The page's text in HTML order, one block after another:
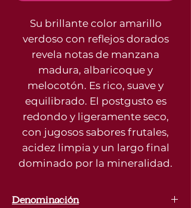
Su brillante color amarillo
verdoso con reflejos dorados
revela notas de manzana
madura, albaricoque y
melocotón. Es rico, suave y
equilibrado. El postgusto es
redondo y ligeramente seco,
con jugosos sabores frutales,
acidez limpia y un largo final
dominado por la mineralidad.
Denominación